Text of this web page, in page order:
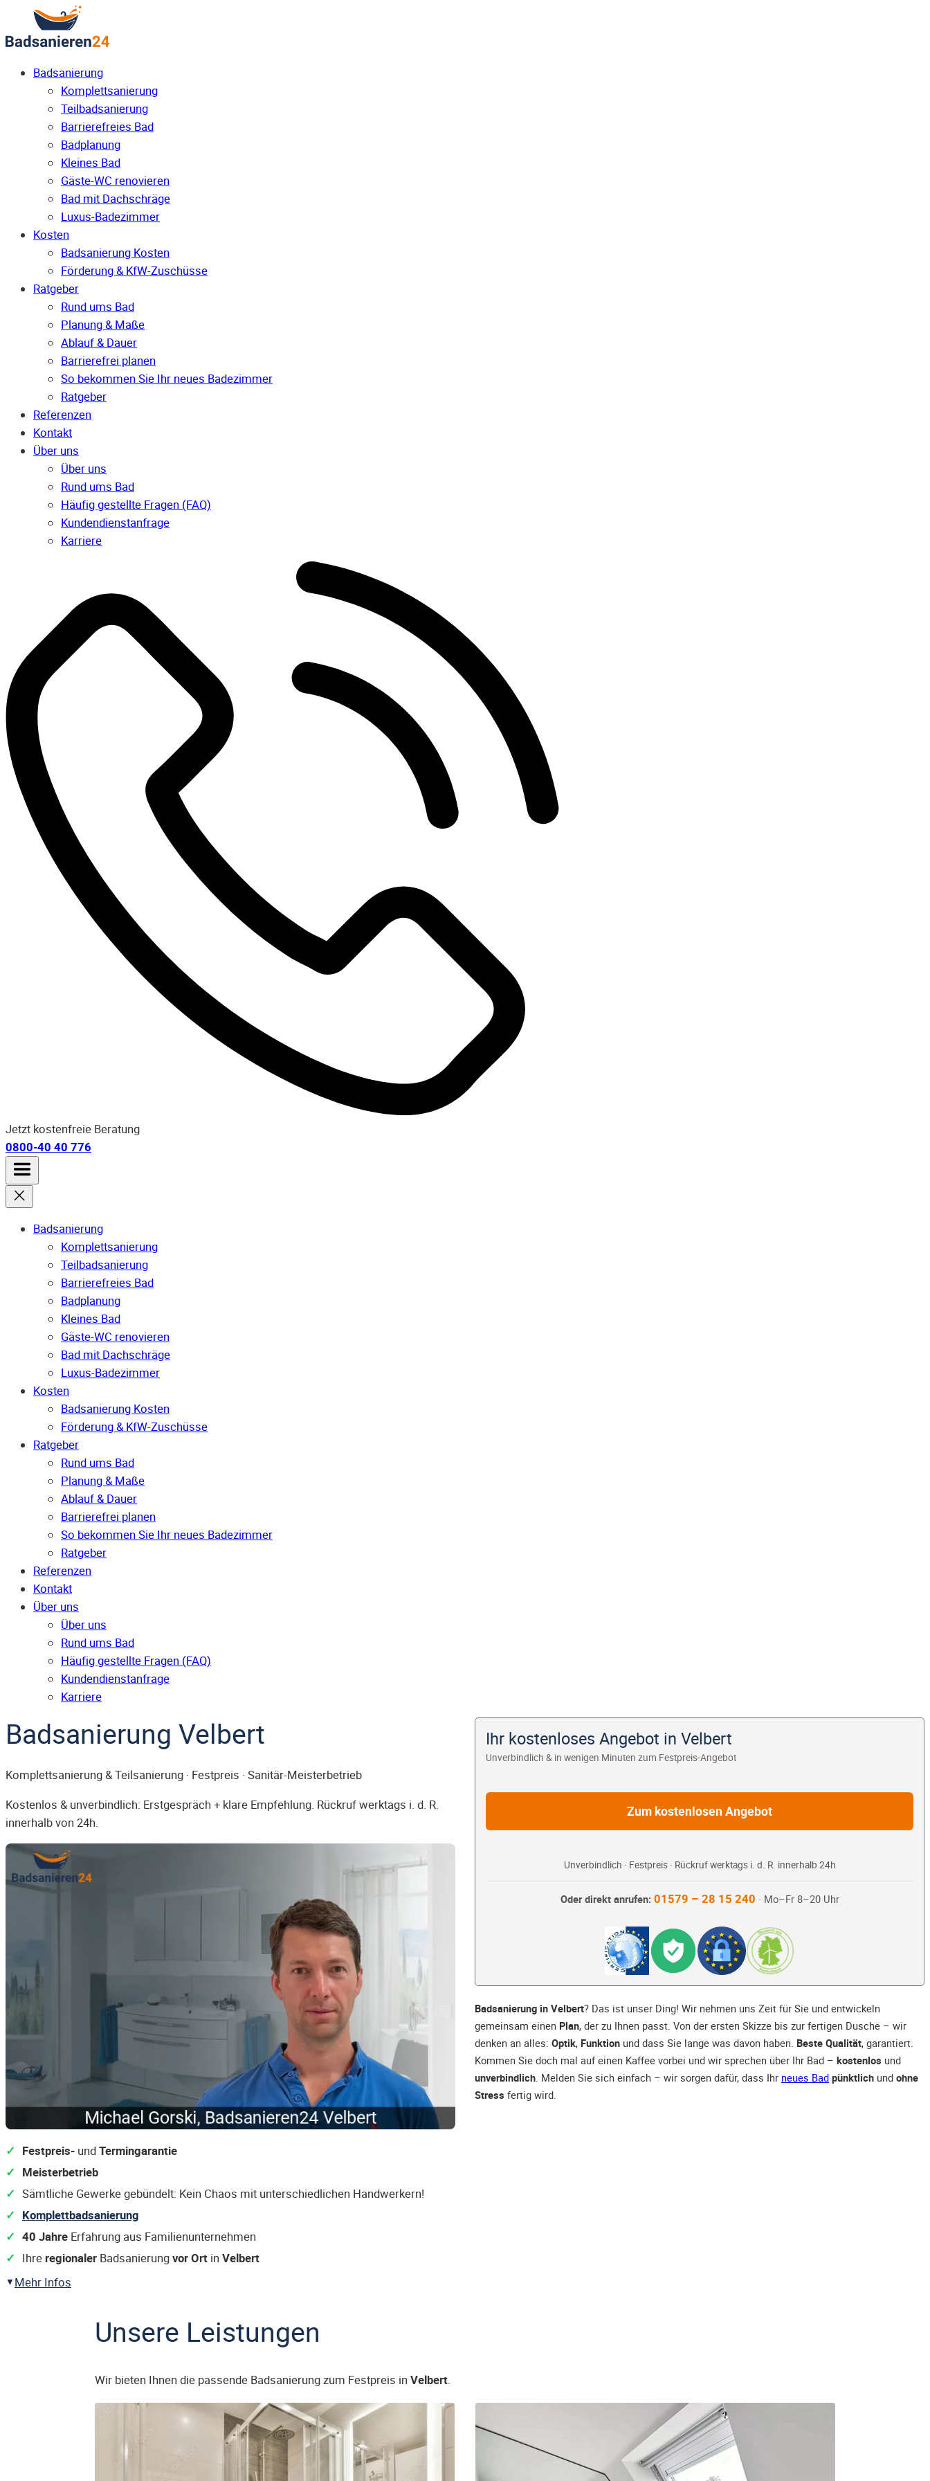
Badsanierung
Komplettsanierung
Teilbadsanierung
Barrierefreies Bad
Badplanung
Kleines Bad
Gäste-WC renovieren
Bad mit Dachschräge
Luxus-Badezimmer
Kosten
Badsanierung Kosten
Förderung & KfW-Zuschüsse
Ratgeber
Rund ums Bad
Planung & Maße
Ablauf & Dauer
Barrierefrei planen
So bekommen Sie Ihr neues Badezimmer
Ratgeber
Referenzen
Kontakt
Über uns
Über uns
Rund ums Bad
Häufig gestellte Fragen (FAQ)
Kunden­dienst­anfrage
Karriere
Jetzt kostenfreie Beratung
0800-40 40 776
Badsanierung
Komplettsanierung
Teilbadsanierung
Barrierefreies Bad
Badplanung
Kleines Bad
Gäste-WC renovieren
Bad mit Dachschräge
Luxus-Badezimmer
Kosten
Badsanierung Kosten
Förderung & KfW-Zuschüsse
Ratgeber
Rund ums Bad
Planung & Maße
Ablauf & Dauer
Barrierefrei planen
So bekommen Sie Ihr neues Badezimmer
Ratgeber
Referenzen
Kontakt
Über uns
Über uns
Rund ums Bad
Häufig gestellte Fragen (FAQ)
Kunden­dienst­anfrage
Karriere
Badsanierung Velbert
Komplettsanierung & Teilsanierung · Festpreis · Sanitär-Meisterbetrieb
Kostenlos & unverbindlich: Erstgespräch + klare Empfehlung. Rückruf werktags i. d. R.
innerhalb von 24h.
Festpreis- undTermingarantie
Meisterbetrieb
Sämtliche Gewerke gebündelt: Kein Chaos mit unterschiedlichen Handwerkern!
Komplettbadsanierung
40 Jahre Erfahrung aus Familienunternehmen
Ihre regionaler Badsanierungvor Ort in Velbert
Mehr Infos
Ihr kostenloses Angebot in Velbert
Unverbindlich & in wenigen Minuten zum Festpreis-Angebot
Zum kostenlosen Angebot
Unverbindlich · Festpreis · Rückruf werktags i. d. R. innerhalb 24h
Oder direkt anrufen: 01579 – 28 15 240 · Mo–Fr 8–20 Uhr
Badsanierung in Velbert? Das ist unser Ding! Wir nehmen uns Zeit für Sie und entwickeln
gemeinsam einen Plan, der zu Ihnen passt. Von der ersten Skizze bis zur fertigen Dusche – wir
denken an alles: Optik, Funktion und dass Sie lange was davon haben. Beste Qualität, garantiert.
Kommen Sie doch mal auf einen Kaffee vorbei und wir sprechen über Ihr Bad – kostenlos und
unverbindlich. Melden Sie sich einfach – wir sorgen dafür, dass Ihr neues Bad pünktlich und ohne
Stress fertig wird.
Unsere Leistungen
Wir bieten Ihnen die passende Badsanierung zum Festpreis in Velbert.